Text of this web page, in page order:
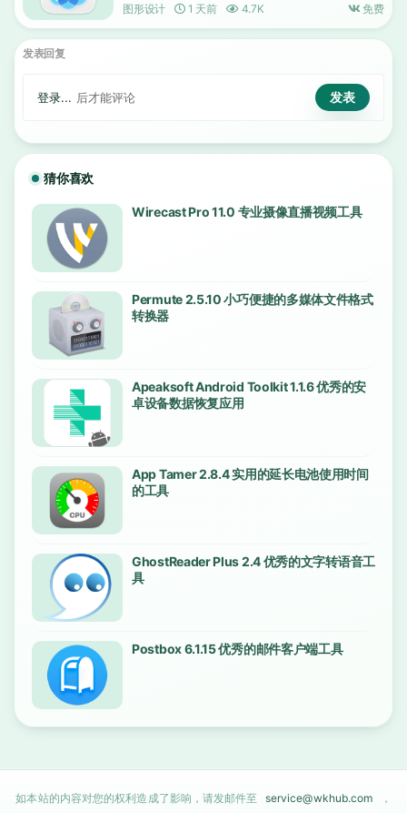
图形设计 1 天前 4.7K 免费
发表回复
登录... 后才能评论
猜你喜欢
Wirecast Pro 11.0 专业摄像直播视频工具
Permute 2.5.10 小巧便捷的多媒体文件格式
转换器
Apeaksoft Android Toolkit 1.1.6 优秀的安
卓设备数据恢复应用
App Tamer 2.8.4 实用的延长电池使用时间
的工具
GhostReader Plus 2.4 优秀的文字转语音工
具
Postbox 6.1.15 优秀的邮件客户端工具
如本站的内容对您的权利造成了影响，请发邮件至 service@wkhub.com ，